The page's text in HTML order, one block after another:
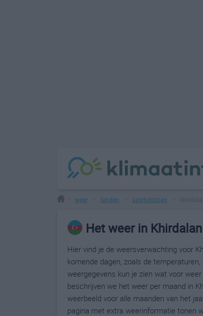
weer landen azerbeidzjan
Het weer in Khirdalan
Hier vind je de weersverwachting voor
komende dagen, zoals de
weergegevens kun je zien wat voor
beschrijven we het weer per maand in
weerbeeld voor alle maanden van het
pagina met extra weerinformatie tonen